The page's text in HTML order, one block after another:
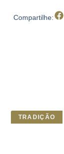
Compartilhe:
TRADIÇÃO